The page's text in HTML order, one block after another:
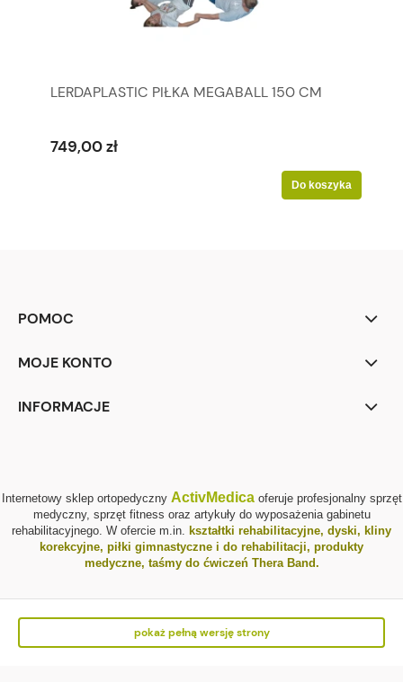
LERDAPLASTIC PIŁKA MEGABALL 150 CM
749,00 zł
Do koszyka
POMOC
MOJE KONTO
INFORMACJE
Internetowy sklep ortopedyczny ActivMedicaoferuje profesjonalny sprzęt
medyczny, sprzęt fitness oraz artykuły do wyposażenia gabinetu
rehabilitacyjnego. W ofercie m.in. kształtki rehabilitacyjne, dyski, kliny
korekcyjne, piłki gimnastyczne i do rehabilitacji, produkty
medyczne, taśmy do ćwiczeń Thera Band.
pokaż pełną wersję strony